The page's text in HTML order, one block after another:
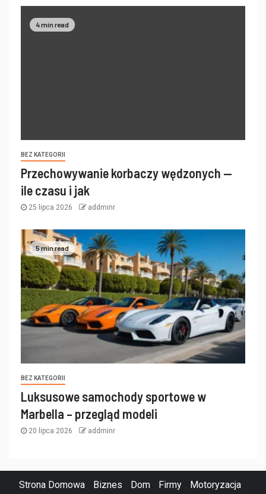
4 min read
BEZ KATEGORII
Przechowywanie korbaczy wędzonych —
ile czasu i jak
25 lipca 2026 addminr
5 min read
BEZ KATEGORII
Luksusowe samochody sportowe w
Marbella – przegląd modeli
20 lipca 2026 addminr
Strona Domowa Biznes Dom Firmy Motoryzacja